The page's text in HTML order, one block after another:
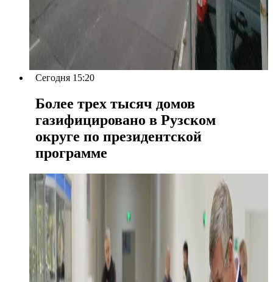
Сегодня 15:20
Более трех тысяч домов
газифицировано в Рузском
округе по президентской
программе